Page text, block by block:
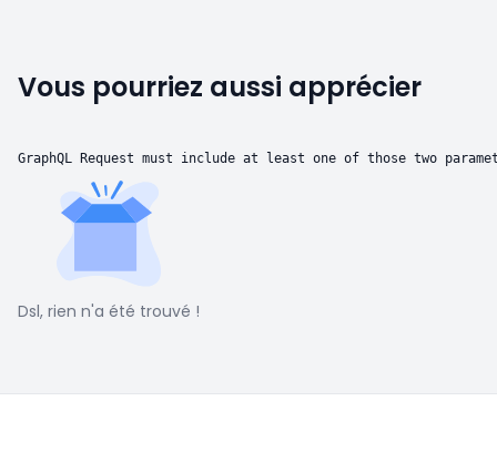
Vous pourriez aussi apprécier
GraphQL Request must include at least one of those two
Dsl, rien n'a été trouvé !